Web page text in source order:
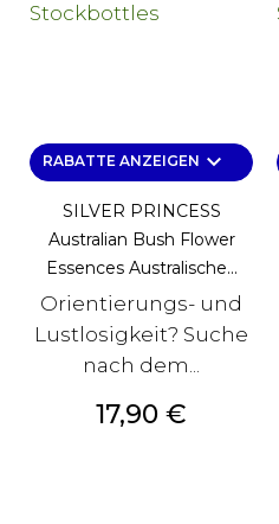
RABATTE ANZEIGEN keyboard_arrow_down
SILVER PRINCESS
Australian Bush Flower
Essences Australische...
Orientierungs- und
Lustlosigkeit? Suche
nach dem...
Preis
17,90 €